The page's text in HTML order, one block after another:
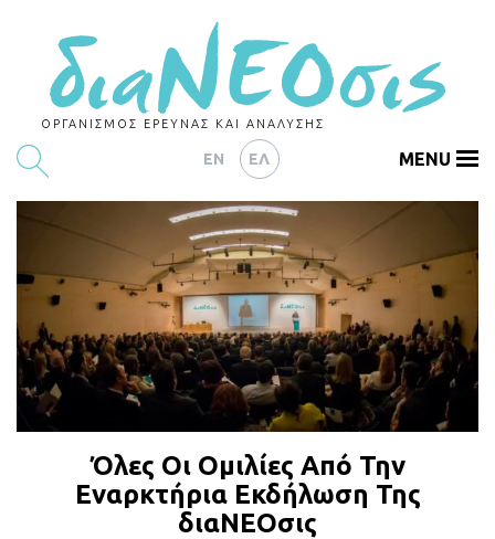
ΟΡΓΑΝΙΣΜΟΣ ΕΡΕΥΝΑΣ ΚΑΙ ΑΝΑΛΥΣΗΣ
EN ΕΛ
ΕΡΕΥΝΕΣ
ΑΡΘΡΟΓΡΑΦΙΑ
ΕΚΔΗΛΩΣΕΙΣ
DATA
ΔΕΙΚΤΕΣ
PODCASTS
MENU
Όλες Οι Ομιλίες Από Την
Εναρκτήρια Εκδήλωση Της
διαΝΕΟσις